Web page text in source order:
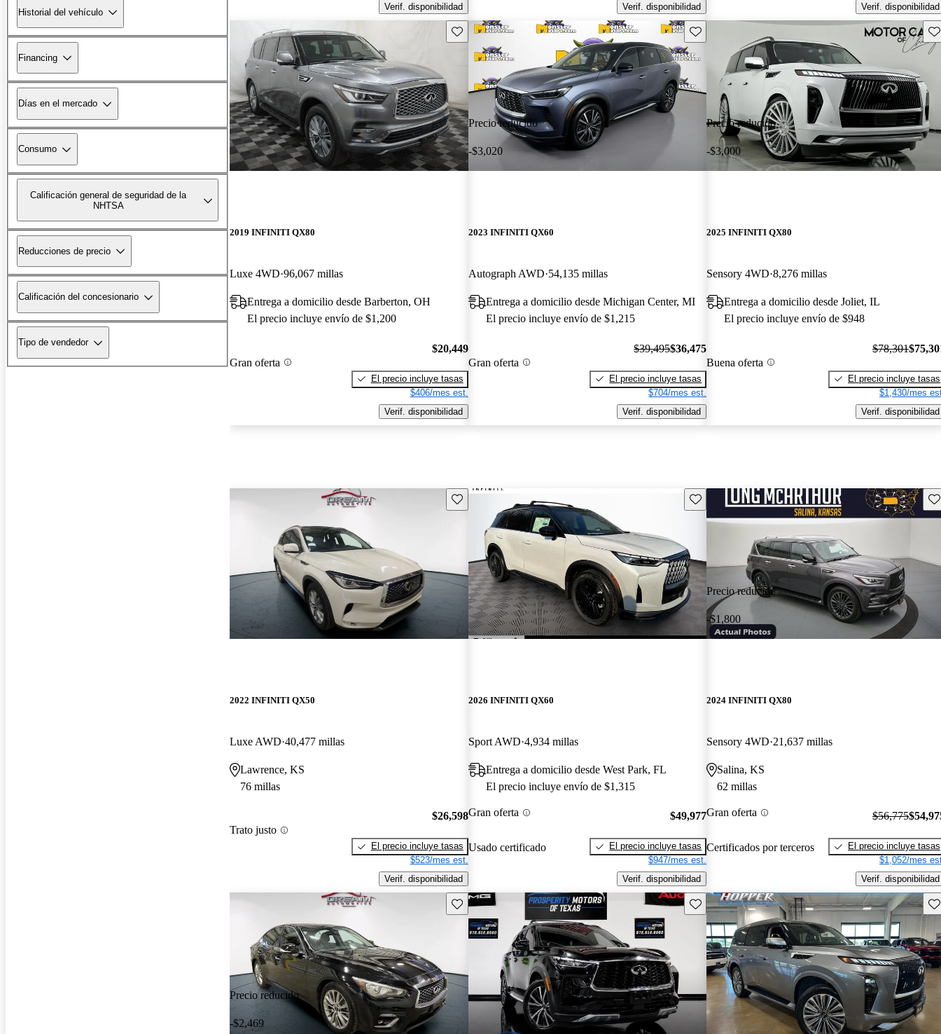
Historial del vehículo
Financing
Días en el mercado
Consumo
Calificación general de seguridad de la
NHTSA
Reducciones de precio
Calificación del concesionario
Tipo de vendedor
Verif. disponibilidad
Verif. disponibilidad
Verif. disponibilidad
Guarda este Aviso
2019 INFINITI QX80
Luxe 4WD 96,067 millas
Entrega a domicilio desde Barberton, OH
El precio incluye envío de $1,200
Gran oferta
$20,449
El precio incluye tasas
$406/mes est.
Verif. disponibilidad
Precio reducido
-$3,020
Guarda este Aviso
2023 INFINITI QX60
Autograph AWD 54,135 millas
Entrega a domicilio desde Michigan Center, MI
El precio incluye envío de $1,215
Gran oferta
$39,495$36,475
El precio incluye tasas
$704/mes est.
Verif. disponibilidad
Precio reducido
-$3,000
2025 INFINITI QX80
Sensory 4WD 8,276 millas
Entrega a domicilio desde Joliet, IL
El precio incluye envío de $948
Buena oferta
$78,301
El precio incluye tasas
$1,430/mes
Verif. disponibilidad
Guarda este Aviso
2022 INFINITI QX50
Luxe AWD 40,477 millas
Lawrence, KS
76 millas
Trato justo
$26,598
El precio incluye tasas
$523/mes est.
Verif. disponibilidad
Guarda este Aviso
2026 INFINITI QX60
Sport AWD 4,934 millas
Entrega a domicilio desde West Park, FL
El precio incluye envío de $1,315
Gran oferta
Usado certificado
$49,977
El precio incluye tasas
$947/mes est.
Verif. disponibilidad
Precio reducido
-$1,800
2024 INFINITI QX80
Sensory 4WD 21,637 millas
Salina, KS
62 millas
Gran oferta
Certificados por terceros
$56,775
El precio incluye tasas
$1,052/mes
Verif. disponibilidad
Precio reducido
-$2,469
Guarda este Aviso Guarda este Aviso